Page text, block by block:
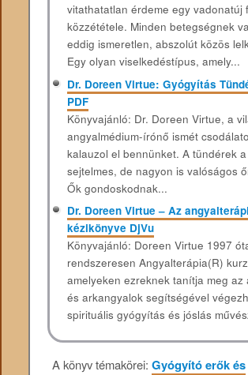
vitathatatlan érdeme egy vadonatúj
közzététele. Minden betegségnek
eddig ismeretlen, abszolút közös
Egy olyan viselkedéstípus, amely...
Dr. Doreen Virtue: Gyógyítás
PDF
Könyvajánló: Dr. Doreen Virtue, a
angyalmédium-írónő ismét
kalauzol el bennünket. A tündérek
sejtelmes, de nagyon is valóságos
Ők gondoskodnak...
Dr. Doreen Virtue – Az
kézikönyve DjVu
Könyvajánló: Doreen Virtue 1997
rendszeresen Angyalterápia(R)
amelyeken ezreknek tanítja meg az
és arkangyalok segítségével
spirituális gyógyítás és jóslás
A könyv témakörei:Gyógyító erők és